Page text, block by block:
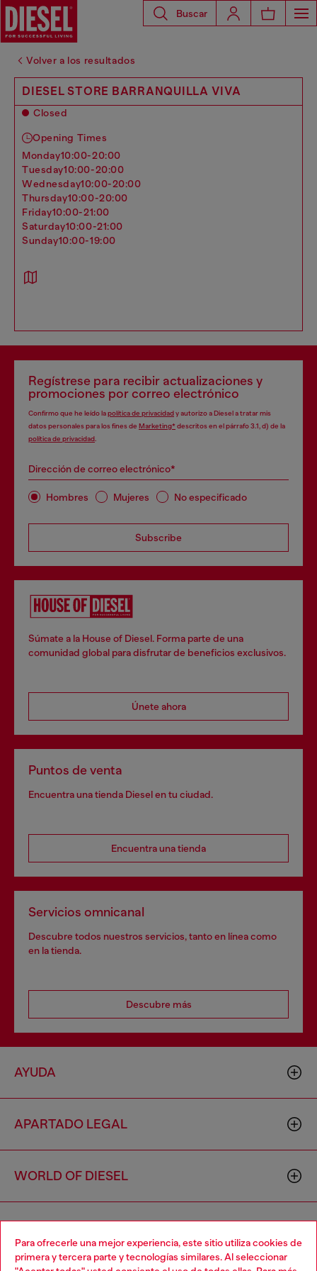
Para ofrecerle una mejor experiencia, este sitio utiliza cookies de
primera y tercera parte y tecnologías similares. Al seleccionar
Buscar
Volver a los resultados
DIESEL STORE BARRANQUILLA VIVA
Closed
Opening Times
monday10:00-20:00
tuesday10:00-20:00
wednesday10:00-20:00
thursday10:00-20:00
friday10:00-21:00
saturday10:00-21:00
sunday10:00-19:00
Regístrese para recibir actualizaciones y
promociones por correo electrónico
Confirmo que he leído lapolítica de privacidady autorizo a Diesel a tratar mis
datos personales para los fines de Marketing*descritos en el párrafo 3.1, d) de la
política de privacidad
Dirección de correo electrónico*
Hombres Mujeres No especificado
Subscribe
Súmate a la House of Diesel. Forma parte de una
comunidad global para disfrutar de beneficios exclusivos.
Únete ahora
Puntos de venta
Encuentra una tienda Diesel en tu ciudad.
Encuentra una tienda
Servicios omnicanal
Descubre todos nuestros servicios, tanto en línea como
en la tienda.
Descubre más
AYUDA
APARTADO LEGAL
WORLD OF DIESEL